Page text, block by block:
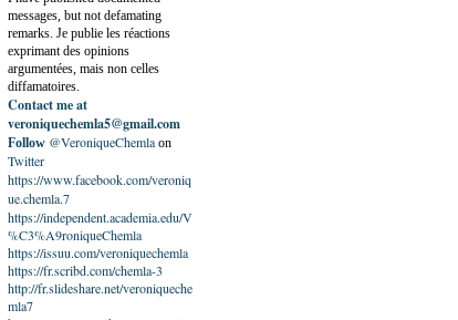
messages, but not defamating
remarks. Je publie les réactions
exprimant des opinions
argumentées, mais non celles
diffamatoires.
Contact me at
veroniquechemla5@gmail.com
Follow @VeroniqueChemlaon
Twitter
https://www.facebook.com/veroniq
ue.chemla.7
https://independent.academia.edu/V
%C3%A9roniqueChemla
https://issuu.com/veroniquechemla
https://fr.scribd.com/chemla-3
http://fr.slideshare.net/veroniqueche
mla7